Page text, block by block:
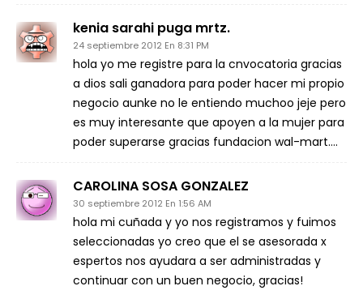
kenia sarahi puga mrtz.
24 septiembre 2012 En 8:31 PM
hola yo me registre para la cnvocatoria gracias
a dios sali ganadora para poder hacer mi propio
negocio aunke no le entiendo muchoo jeje pero
es muy interesante que apoyen a la mujer para
poder superarse gracias fundacion wal-mart….
CAROLINA SOSA GONZALEZ
30 septiembre 2012 En 1:56 AM
hola mi cuñada y yo nos registramos y fuimos
seleccionadas yo creo que el se asesorada x
espertos nos ayudara a ser administradas y
continuar con un buen negocio, gracias!